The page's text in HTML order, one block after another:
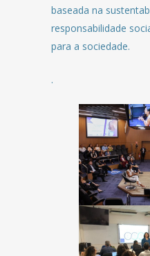
baseada na
responsabilidade
para a sociedade.
.